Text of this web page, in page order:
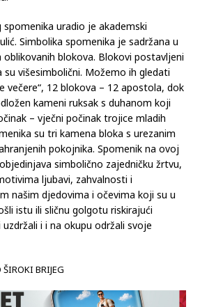
uradio je akademski
Simbolika spomenika je sadržana u
blokova. Blokovi postavljeni
višesimbolični. Možemo ih gledati
večere“, 12 blokova – 12 apostola, dok
kameni ruksak s duhanom koji
– vječni počinak trojice mladih
su tri kamena bloka s urezanim
pokojnika. Spomenik na ovoj
simbolično zajedničku žrtvu,
ljubavi, zahvalnosti i
našim djedovima i očevima koji su u
istu ili sličnu golgotu riskirajući
i i na okupu održali svoje
BRIJEG